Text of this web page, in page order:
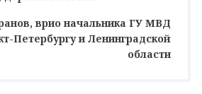
врио начальника ГУ МВД
Петербургу и Ленинградской
области